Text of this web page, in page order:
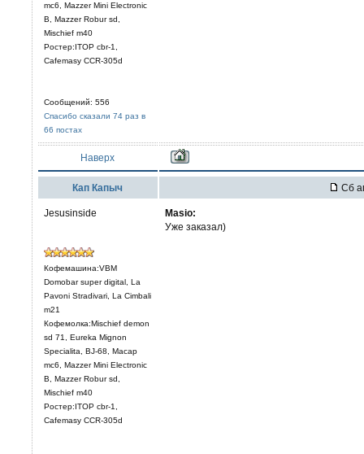
mc6, Mazzer Mini Electronic
В, Mazzer Robur sd,
Mischief m40
Ростер:ITOP cbr-1,
Cafemasy CCR-305d
Сообщений: 556
Спасибо сказали 74 раз в
66 постах
Наверх
Кап Капыч Сб
Jesusinside
Кофемашина:VBM
Domobar super digital, La
Pavoni Stradivari, La Cimbali
m21
Кофемолка:Mischief demon
sd 71, Eureka Mignon
Specialita, BJ-68, Macap
mc6, Mazzer Mini Electronic
В, Mazzer Robur sd,
Mischief m40
Ростер:ITOP cbr-1,
Cafemasy CCR-305d
Masio:
Уже заказал)